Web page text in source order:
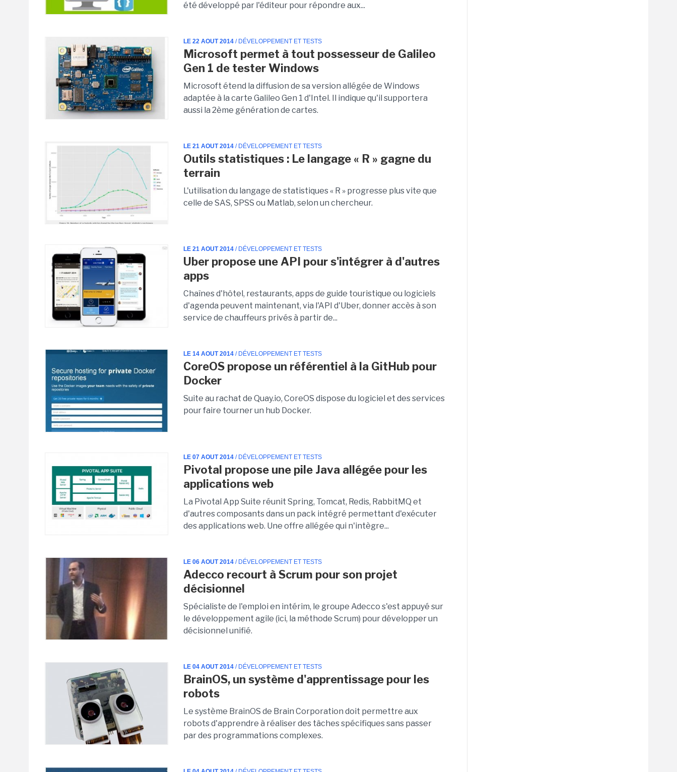
été développé par l'éditeur pour répondre aux...
LE 22 AOUT 2014 / DÉVELOPPEMENT ET TESTS
Microsoft permet à tout possesseur de Galileo
Gen 1 de tester Windows
Microsoft étend la diffusion de sa version allégée de Windows
adaptée à la carte Galileo Gen 1 d'Intel. Il indique qu'il supportera
aussi la 2ème génération de cartes.
LE 21 AOUT 2014 / DÉVELOPPEMENT ET TESTS
Outils statistiques : Le langage « R » gagne du
terrain
L'utilisation du langage de statistiques « R » progresse plus vite que
celle de SAS, SPSS ou Matlab, selon un chercheur.
LE 21 AOUT 2014 / DÉVELOPPEMENT ET TESTS
Uber propose une API pour s'intégrer à d'autres
apps
Chaînes d'hôtel, restaurants, apps de guide touristique ou logiciels
d'agenda peuvent maintenant, via l'API d'Uber, donner accès à son
service de chauffeurs privés à partir de...
LE 14 AOUT 2014 / DÉVELOPPEMENT ET TESTS
CoreOS propose un référentiel à la GitHub pour
Docker
Suite au rachat de Quay.io, CoreOS dispose du logiciel et des services
pour faire tourner un hub Docker.
LE 07 AOUT 2014 / DÉVELOPPEMENT ET TESTS
Pivotal propose une pile Java allégée pour les
applications web
La Pivotal App Suite réunit Spring, Tomcat, Redis, RabbitMQ et
d'autres composants dans un pack intégré permettant d'exécuter
des applications web. Une offre allégée qui n'intègre...
LE 06 AOUT 2014 / DÉVELOPPEMENT ET TESTS
Adecco recourt à Scrum pour son projet
décisionnel
Spécialiste de l'emploi en intérim, le groupe Adecco s'est appuyé sur
le développement agile (ici, la méthode Scrum) pour développer un
décisionnel unifié.
LE 04 AOUT 2014 / DÉVELOPPEMENT ET TESTS
BrainOS, un système d'apprentissage pour les
robots
Le système BrainOS de Brain Corporation doit permettre aux
robots d'apprendre à réaliser des tâches spécifiques sans passer
par des programmations complexes.